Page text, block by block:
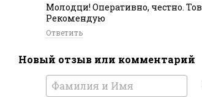
Молодци! Оперативно, честно.
Рекомендую
Ответить
Новый отзыв или комментарий